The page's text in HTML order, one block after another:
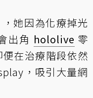
她因為化療掉光
出角 hololive 零
在治療階段依然
，吸引大量網